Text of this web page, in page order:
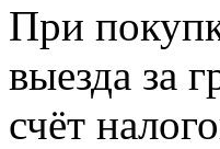
При
выезда за
счёт